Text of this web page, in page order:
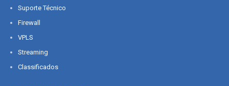
Suporte Técnico
Firewall
VPLS
Streaming
Classificados